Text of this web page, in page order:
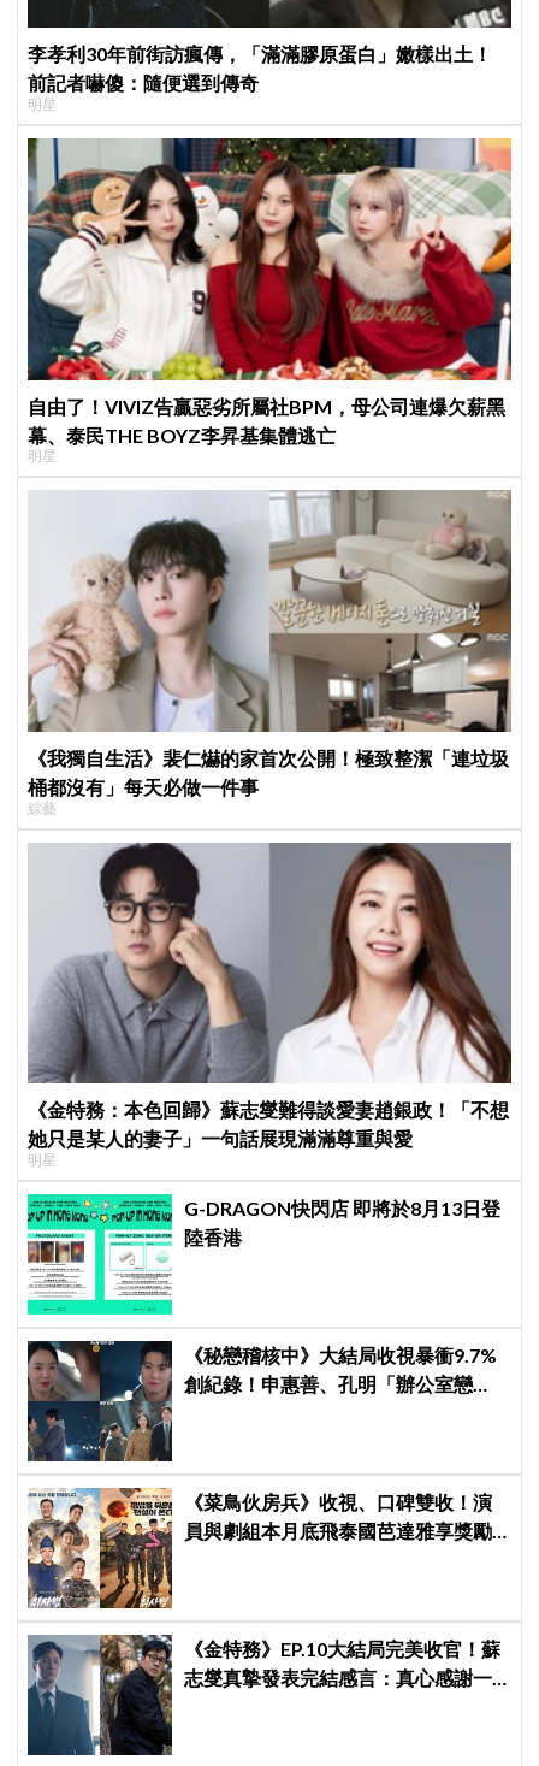
李孝利30年前街訪瘋傳，「滿滿膠原蛋白」嫩樣出土！
前記者嚇傻：隨便選到傳奇
明星
自由了！VIVIZ告贏惡劣所屬社BPM，母公司連爆欠薪黑
幕、泰民THE BOYZ李昇基集體逃亡
明星
《我獨自生活》裴仁爀的家首次公開！極致整潔「連垃圾
桶都沒有」每天必做一件事
綜藝
《金特務：本色回歸》蘇志燮難得談愛妻趙銀政！「不想
她只是某人的妻子」一句話展現滿滿尊重與愛
明星
G-DRAGON快閃店 即將於8月13日登
陸香港
《秘戀稽核中》大結局收視暴衝9.7%
創紀錄！申惠善、孔明「辦公室戀
《菜鳥伙房兵》收視、口碑雙收！演
員與劇組本月底飛泰國芭達雅享獎勵
《金特務》EP.10大結局完美收官！蘇
志燮真摯發表完結感言：真心感謝一